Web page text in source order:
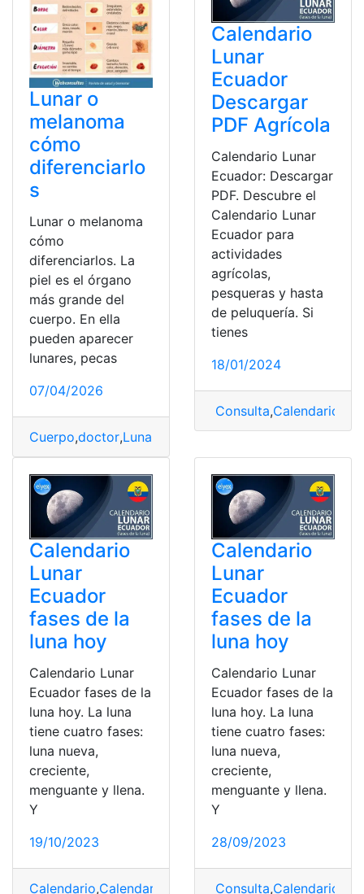
Lunar o
melanoma
cómo
diferenciarlo
s
Lunar o melanoma
cómo
diferenciarlos. La
piel es el órgano
más grande del
cuerpo. En ella
pueden aparecer
lunares, pecas
07/04/2026
Cuerpo,doctor,Lunar
Calendario
Lunar
Ecuador
Descargar
PDF Agrícola
Calendario Lunar
Ecuador: Descargar
PDF. Descubre el
Calendario Lunar
Ecuador para
actividades
agrícolas,
pesqueras y hasta
de peluquería. Si
tienes
18/01/2024
Consulta,Calendario
Calendario
Lunar
Ecuador
fases de la
luna hoy
Calendario Lunar
Ecuador fases de la
luna hoy. La luna
tiene cuatro fases:
luna nueva,
creciente,
menguante y llena.
Y
19/10/2023
Calendario,Calendario Lunar Fase lunar,Luna creciente
Calendario
Lunar
Ecuador
fases de la
luna hoy
Calendario Lunar
Ecuador fases de la
luna hoy. La luna
tiene cuatro fases:
luna nueva,
creciente,
menguante y llena.
Y
28/09/2023
Consulta,Calendario